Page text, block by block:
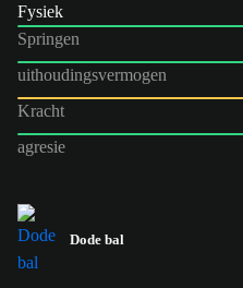
Fysiek
Springen
uithoudingsvermogen
Kracht
agresie
Dode bal